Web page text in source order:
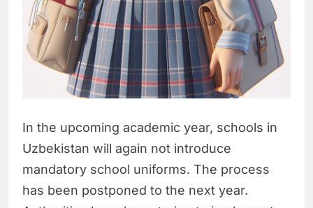
In the upcoming academic year, schools in
Uzbekistan will again not introduce
mandatory school uniforms. The process
has been postponed to the next year.